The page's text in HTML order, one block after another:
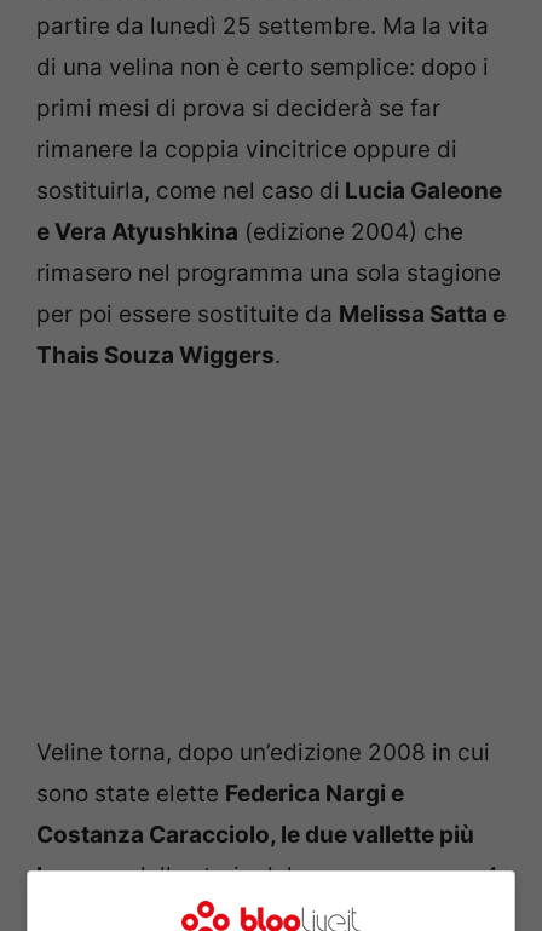
partire da lunedì 25 settembre. Ma la vita
di una velina non è certo semplice: dopo i
primi mesi di prova si deciderà se far
rimanere la coppia vincitrice oppure di
sostituirla, come nel caso di Lucia Galeone
e Vera Atyushkina (edizione 2004) che
rimasero nel programma una sola stagione
per poi essere sostituite da Melissa Satta e
Thais Souza Wiggers.
Veline torna, dopo un’edizione 2008 in cui
sono state elette Federica Nargi e
Costanza Caracciolo, le due vallette più
longevedella storia del programma: con 4
stagioni e 885 puntate, però, non sono